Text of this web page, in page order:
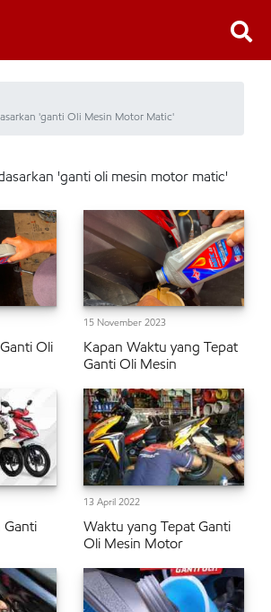
'ganti Oli Mesin Motor Matic'
'ganti oli mesin motor matic'
Oli
15 November 2023
Kapan Waktu yang Tepat
Ganti Oli Mesin
Ganti
13 April 2022
Waktu yang Tepat Ganti
Oli Mesin Motor